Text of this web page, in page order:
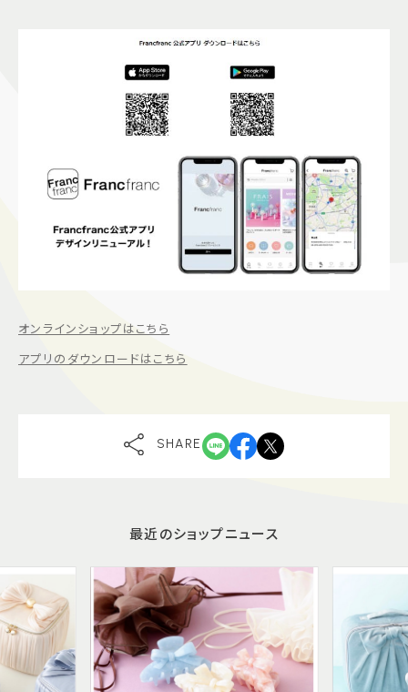
オンラインショップはこちら
アプリのダウンロードはこちら
SHARE
最近のショップニュース